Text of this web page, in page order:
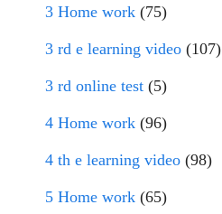
3 Home work (75)
3 rd e learning video (107)
3 rd online test (5)
4 Home work (96)
4 th e learning video (98)
5 Home work (65)